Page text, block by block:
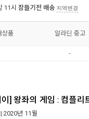
11시 잠들기전 배송 지역변경
상품 알라딘 중고
-
이] 왕좌의 게임 : 컴플
| 2020년 11월